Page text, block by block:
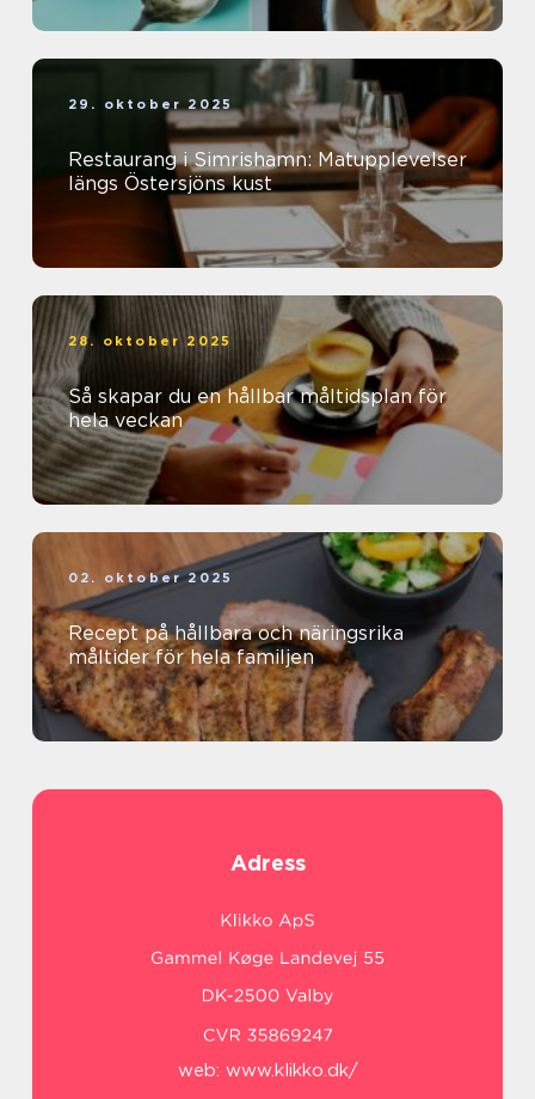
29. oktober 2025
Restaurang i Simrishamn: Matupplevelser
längs Östersjöns kust
28. oktober 2025
Så skapar du en hållbar måltidsplan för
hela veckan
02. oktober 2025
Recept på hållbara och näringsrika
måltider för hela familjen
Adress
web: www.klikko.dk/